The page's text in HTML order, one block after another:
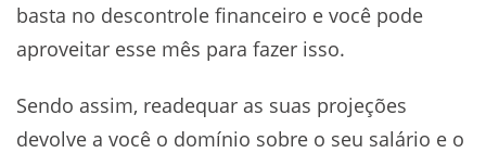
basta no descontrole financeiro e você pode
aproveitar esse mês para fazer isso.
Sendo assim, readequar as suas projeções
devolve a você o domínio sobre o seu salário e o